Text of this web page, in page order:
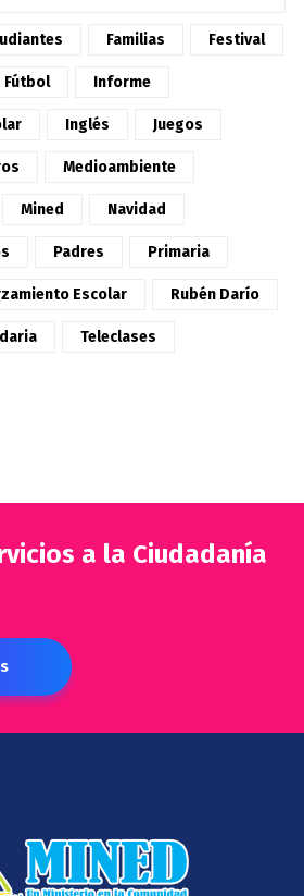
Familias Festival
Fútbol Informe
Inglés Juegos
Medioambiente
Mined Navidad
Padres Primaria
Escolar Rubén Darío
Teleclases
a la Ciudadanía